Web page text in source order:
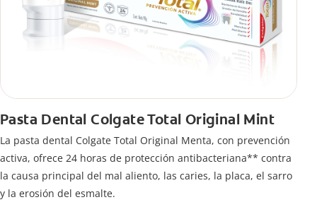
Pasta Dental Colgate Total Original Mint
La pasta dental Colgate Total Original Menta, con prevención
activa, ofrece 24 horas de protección antibacteriana** contra
la causa principal del mal aliento, las caries, la placa, el sarro
y la erosión del esmalte.